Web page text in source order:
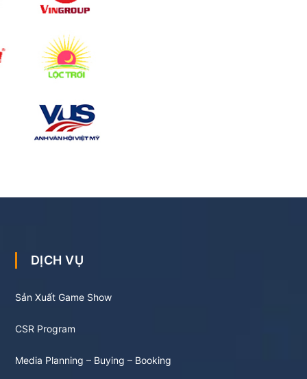
DỊCH VỤ
Sản Xuất Game Show
CSR Program
Media Planning – Buying – Booking